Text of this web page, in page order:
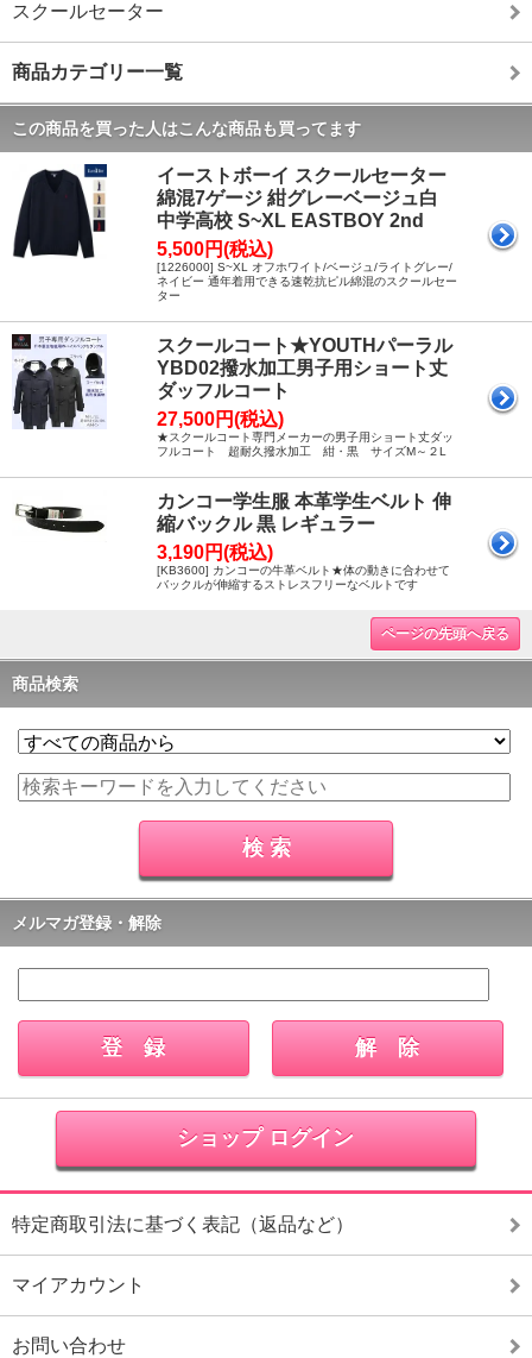
スクールセーター
商品カテゴリー一覧
この商品を買った人はこんな商品も買ってます
イーストボーイ スクールセーター
綿混7ゲージ 紺グレーベージュ白
中学高校 S~XL EASTBOY 2nd
5,500円(税込)
[1226000] S~XL オフホワイト/ベージュ/ライトグレー/
ネイビー 通年着用できる速乾抗ピル綿混のスクールセー
ター
スクールコート★YOUTHパーラル
YBD02撥水加工男子用ショート丈
ダッフルコート
27,500円(税込)
★スクールコート専門メーカーの男子用ショート丈ダッ
フルコート 超耐久撥水加工 紺・黒 サイズM～２L
カンコー学生服 本革学生ベルト 伸
縮バックル 黒 レギュラー
3,190円(税込)
[KB3600] カンコーの牛革ベルト★体の動きに合わせて
バックルが伸縮するストレスフリーなベルトです
ページの先頭へ戻る
商品検索
メルマガ登録・解除
ショップ ログイン
特定商取引法に基づく表記（返品など）
マイアカウント
お問い合わせ